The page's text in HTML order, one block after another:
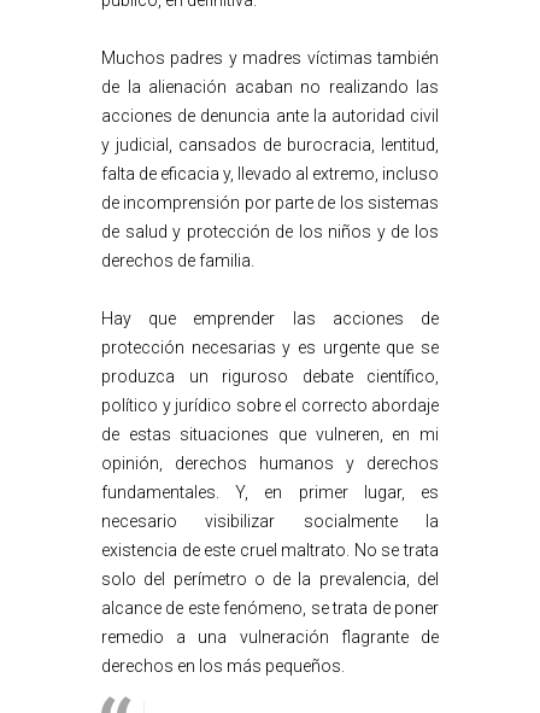
Muchos padres y madres víctimas también
de la alienación acaban no realizando las
acciones de denuncia ante la autoridad civil
y judicial, cansados de burocracia, lentitud,
falta de eficacia y, llevado al extremo, incluso
de incomprensión por parte de los sistemas
de salud y protección de los niños y de los
derechos de familia.
Hay que emprender las acciones de
protección necesarias y es urgente que se
produzca un riguroso debate científico,
político y jurídico sobre el correcto abordaje
de estas situaciones que vulneren, en mi
opinión, derechos humanos y derechos
fundamentales. Y, en primer lugar, es
necesario visibilizar socialmente la
existencia de este cruel maltrato. No se trata
solo del perímetro o de la prevalencia, del
alcance de este fenómeno, se trata de poner
remedio a una vulneración flagrante de
derechos en los más pequeños.